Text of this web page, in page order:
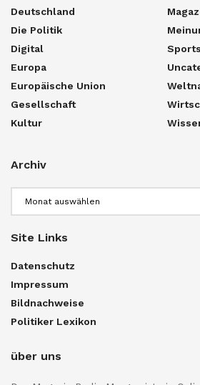
Deutschland
Die Politik
Digital
Europa
Europäische Union
Gesellschaft
Kultur
Sports
Archiv
Site Links
Datenschutz
Impressum
Bildnachweise
Politiker Lexikon
über uns